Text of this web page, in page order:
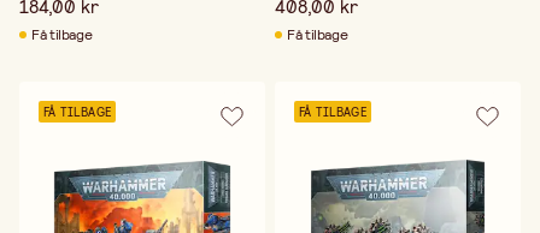
184,00 kr
Få tilbage
408,00 kr
Få tilbage
FÅ TILBAGE FÅ TILBAGE